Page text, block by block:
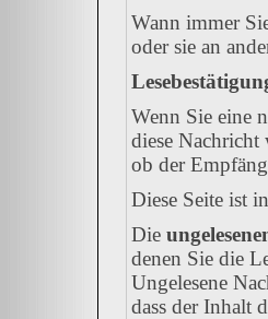
Wann immer
oder sie an
Wenn Sie eine
diese
ob der
Diese Seite ist
Die
denen Sie die
Ungelesene
dass der Inhalt